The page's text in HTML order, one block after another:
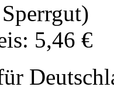
5,46 €